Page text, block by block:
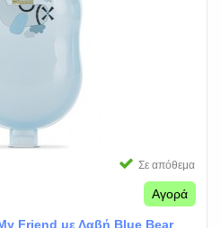
Σε απόθεμα
Αγορά
Friend με Λαβή Blue Bear